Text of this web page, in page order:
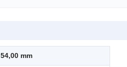
54,00 mm